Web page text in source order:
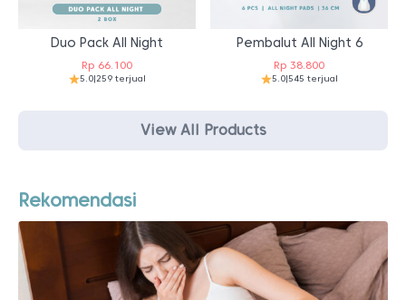
Duo Pack All Night
Rp 66.100
5.0|259 terjual
Pembalut All Night 6
Rp 38.800
5.0|545 terjual
View All Products
Rekomendasi